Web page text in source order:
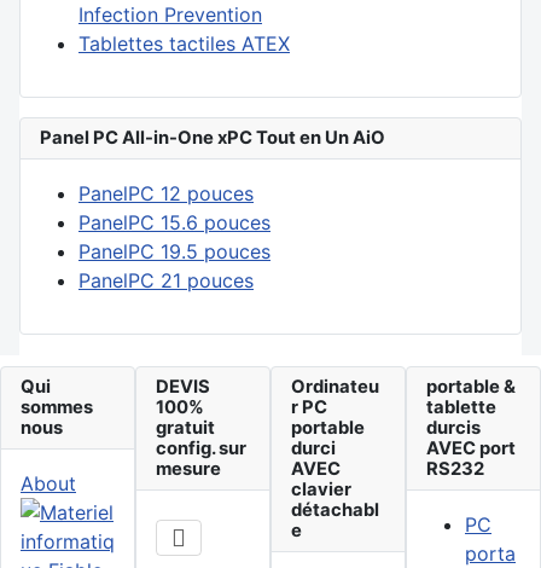
Infection Prevention
Tablettes tactiles ATEX
Panel PC All-in-One xPC Tout en Un AiO
PanelPC 12 pouces
PanelPC 15.6 pouces
PanelPC 19.5 pouces
PanelPC 21 pouces
Qui
sommes
nous
About
DEVIS
100%
gratuit
config. sur
mesure
Ordinateu
r PC
portable
durci
AVEC
clavier
détachabl
e
portable &
tablette
durcis
AVEC port
RS232
PC
porta